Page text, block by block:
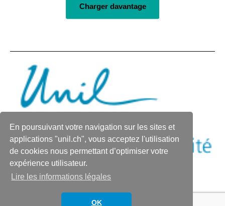
En poursuivant votre navigation sur les sites et
applications "unil.ch", vous acceptez l'utilisation
de cookies nous permettant d’optimiser votre
expérience utilisateur.
Lire les informations légales
OK
Charger davantage
L'actualité du Bureau de l'égalité de